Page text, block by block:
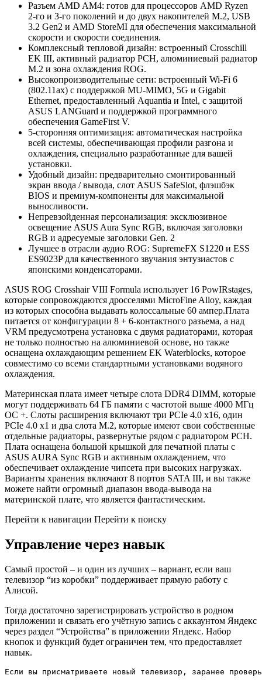
Разъем AMD AM4: готов для процессоров AMD Ryzen
2-го и 3-го поколений и до двух накопителей M.2, USB
3.2 Gen2 и AMD StoreMI для обеспечения максимальной
скорости и скорости соединения.
Комплексный тепловой дизайн: встроенный Crosschill
EK III, активный радиатор PCH, алюминиевый радиатор
M.2 и зона охлаждения ROG.
Высокопроизводительные сети: встроенный Wi-Fi 6
(802.11ax) с поддержкой MU-MIMO, 5G и Gigabit
Ethernet, предоставленный Aquantia и Intel, с защитой
ASUS LANGuard и поддержкой программного
обеспечения GameFirst V.
5-сторонняя оптимизация: автоматическая настройка
всей системы, обеспечивающая профили разгона и
охлаждения, специально разработанные для вашей
установки.
Удобный дизайн: предварительно смонтированный
экран ввода / вывода, слот ASUS SafeSlot, флэшбэк
BIOS и премиум-компоненты для максимальной
выносливости.
Непревзойденная персонализация: эксклюзивное
освещение ASUS Aura Sync RGB, включая заголовки
RGB и адресуемые заголовки Gen. 2
Лучшее в отрасли аудио ROG: SupremeFX S1220 и ESS
ES9023P для качественного звучания энтузиастов с
японскими конденсаторами.
ASUS ROG Crosshair VIII Formula использует 16 PowIRstages,
которые сопровождаются дросселями MicroFine Alloy, каждая
из которых способна выдавать колоссальные 60 ампер.Плата
питается от конфигурации 8 + 6-контактного разъема, а над
VRM предусмотрена установка с двумя радиаторами, которая
не только полностью на алюминиевой основе, но также
оснащена охлаждающим решением EK Waterblocks, которое
совместимо со всеми стандартными установками водяного
охлаждения.
Материнская плата имеет четыре слота DDR4 DIMM, которые
могут поддерживать 64 ГБ памяти с частотой выше 4000 МГц
OC +. Слоты расширения включают три PCIe 4.0 x16, один
PCIe 4.0 x1 и два слота M.2, которые имеют свои собственные
отдельные радиаторы, развернутые рядом с радиатором PCH.
Плата оснащена большой крышкой для печатной платы с
ASUS AURA Sync RGB и активным охлаждением, что
обеспечивает охлаждение чипсета при высоких нагрузках.
Варианты хранения включают 8 портов SATA III, и вы также
можете найти огромный диапазон ввода-вывода на
материнской плате, что является фантастическим.
Перейти к навигации Перейти к поиску
Управление через навык
Самый простой – и один из лучших – вариант, если ваш
телевизор “из коробки” поддерживает прямую работу с
Алисой.
Тогда достаточно зарегистрировать устройство в родном
приложении и связать его учётную запись с аккаунтом Яндекс
через раздел “Устройства” в приложении Яндекс. Набор
кнопок и функций будет ограничен тем, что предоставляет
навык.
Если вы присматриваете новый телевизор, заранее